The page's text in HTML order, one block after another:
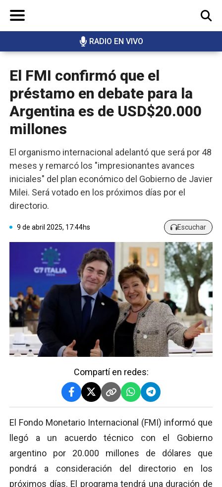
RADIO EN VIVO
BUSCAR
El FMI confirmó que el
préstamo en debate para la
Argentina es de USD$20.000
millones
El organismo internacional adelantó que será por 48
meses y remarcó los "impresionantes avances
iniciales" del plan económico del Gobierno de Javier
Milei. Será votado en los próximos días por el
directorio.
9 de abril 2025, 17:44hs Escuchar
Compartí en redes:
El Fondo Monetario Internacional (FMI) informó que
llegó a un acuerdo técnico con el Gobierno
argentino por 20.000 millones de dólares que
pondrá a consideración del directorio en los
próximos días. El programa tendrá una duración de